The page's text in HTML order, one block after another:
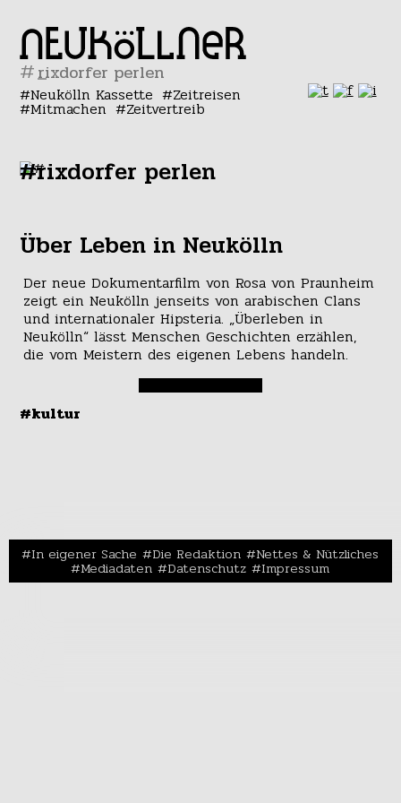
#
Neukölln Kassette Zeitreisen
Mitmachen Zeitvertreib
#rixdorfer perlen
Über Leben in Neukölln
Der neue Dokumentarfilm von Rosa von Praunheim
zeigt ein Neukölln jenseits von arabischen Clans
und internationaler Hipsteria. „Überleben in
Neukölln“ lässt Menschen Geschichten erzählen,
die vom Meistern des eigenen Lebens handeln.
#kultur
In eigener Sache Die Redaktion Nettes & Nützliches
Mediadaten Datenschutz Impressum